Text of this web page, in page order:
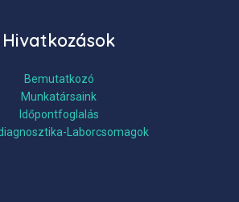
Hivatkozások
Bemutatkozó
Munkatársaink
Időpontfoglalás
Laborcsomagok